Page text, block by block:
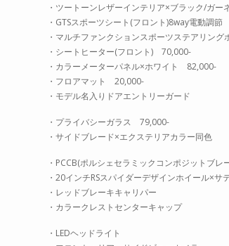
・ツートーンレザーインテリア×ブラック/ガ
・GTSスポーツシート(フロント)8way電動調節
・マルチファンクションスポーツステアリング
・シートヒーター(フロント) 70,000-
・カラーメーターパネル×ホワイト 82,000-
・フロアマット 20,000-
・モデル名入りドアエントリーガード
・プライバシーガラス 79,000-
・サイドブレード×エクステリアカラー同色
・PCCB(ポルシェセラミックコンポジットブ
・20インチRSスパイダーデザインホイール×サ
・レッドブレーキキャリパー
・カラークレストセンターキャップ
・LEDヘッドライト